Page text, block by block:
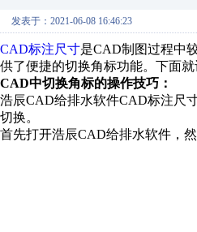
发表于：2021-06-08 16:46:23
CAD标注尺寸是CAD制图过程中
供了便捷的切换角标功能。下面
CAD中切换角标的操作技巧：
浩辰CAD给排水软件CAD标注尺
切换。
首先打开浩辰CAD给排水软件，